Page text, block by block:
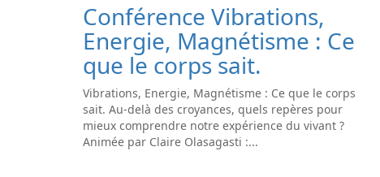
Conférence Vibrations,
Energie, Magnétisme : Ce
que le corps sait.
Vibrations, Energie, Magnétisme : Ce que le corps
sait. Au-delà des croyances, quels repères pour
mieux comprendre notre expérience du vivant ?
Animée par Claire Olasagasti :...